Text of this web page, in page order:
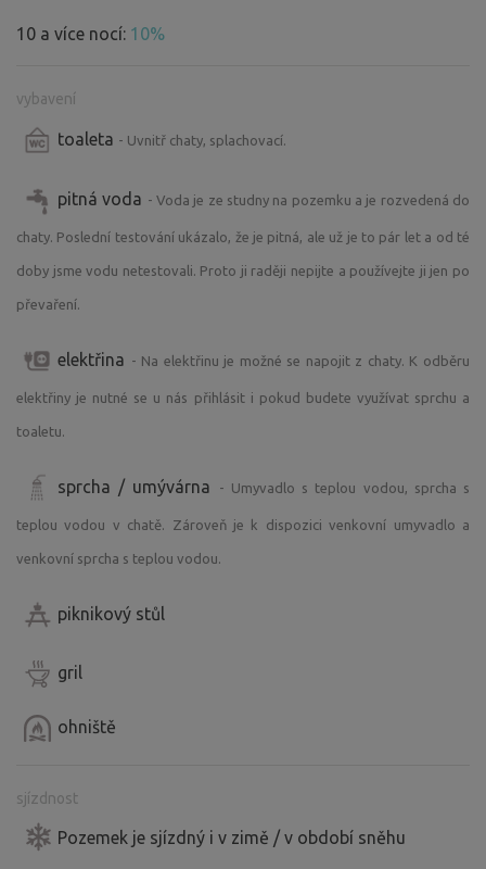
na tom, abyste si pobyt užili. Pokud v kalendáři nenajdete
vhodný volný termín, zkuste mi napsat, třeba najdeme
řešení, které by Vám vyhovovalo.
10 a více nocí: 10%
vybavení
toaleta - Uvnitř chaty, splachovací.
pitná voda - Voda je ze studny na pozemku a je rozvedená do
chaty. Poslední testování ukázalo, že je pitná, ale už je to pár let a od té
doby jsme vodu netestovali. Proto ji raději nepijte a používejte ji jen po
převaření.
elektřina - Na elektřinu je možné se napojit z chaty. K odběru
elektřiny je nutné se u nás přihlásit i pokud budete využívat sprchu a
toaletu.
sprcha / umývárna - Umyvadlo s teplou vodou, sprcha s
teplou vodou v chatě. Zároveň je k dispozici venkovní umyvadlo a
venkovní sprcha s teplou vodou.
piknikový stůl
gril
ohniště
sjízdnost
Pozemek je sjízdný i v zimě / v období sněhu